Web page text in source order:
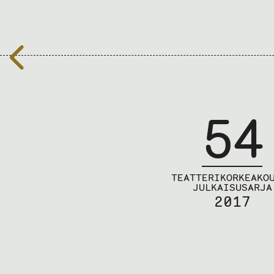
54
JULKAISUSARJA
2017